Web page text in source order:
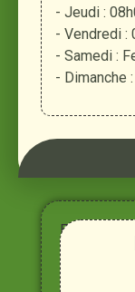
- Jeudi :
- Vendredi :
- Samedi :
- Dimanche
Entre
Rhône,
Alpilles